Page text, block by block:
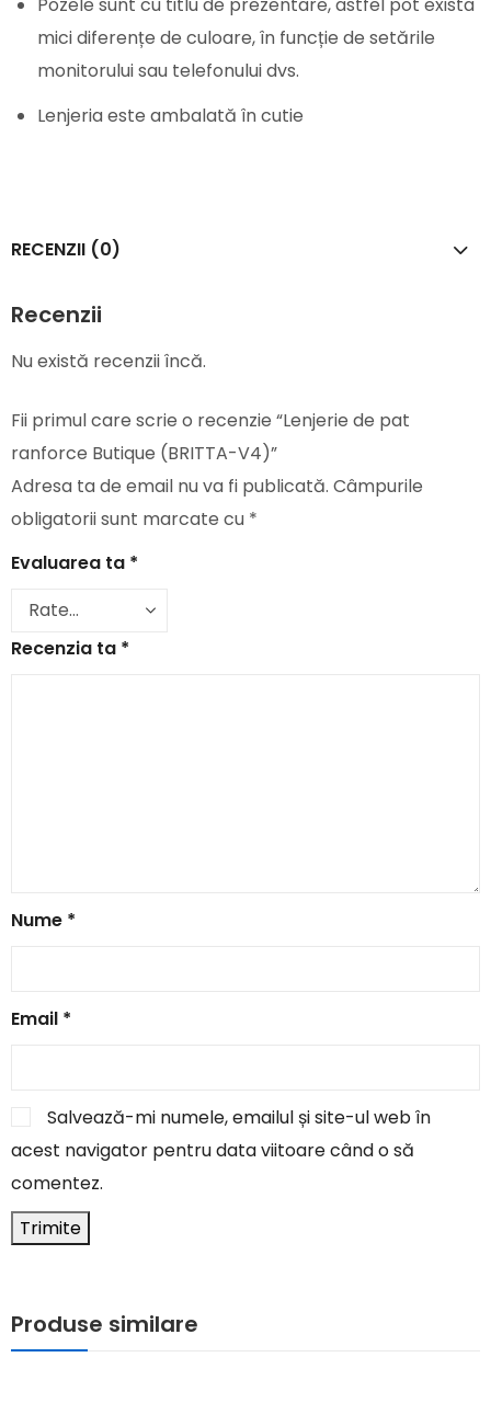
Pozele sunt cu titlu de prezentare, astfel pot exista
mici diferențe de culoare, în funcție de setările
monitorului sau telefonului dvs.
Lenjeria este ambalată în cutie
RECENZII (0)
Recenzii
Nu există recenzii încă.
Fii primul care scrie o recenzie “Lenjerie de pat
ranforce Butique (BRITTA-V4)”
Adresa ta de email nu va fi publicată. Câmpurile
obligatorii sunt marcate cu *
Evaluarea ta *
Recenzia ta *
Nume *
Email *
Salvează-mi numele, emailul și site-ul web în
acest navigator pentru data viitoare când o să
comentez.
Produse similare